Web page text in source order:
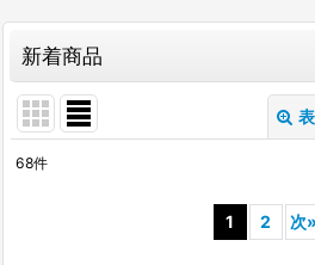
新着商品
68件
1 2 次»